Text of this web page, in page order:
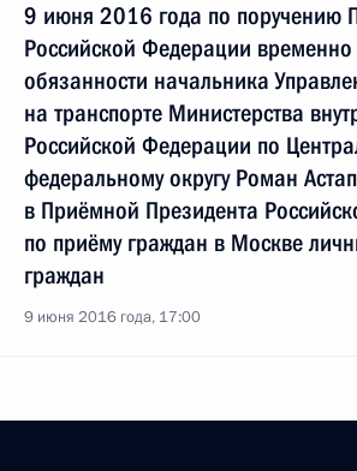
9 июня 2016 года по поручению
Российской Федерации
обязанности начальника
на транспорте Министерства
Российской Федерации по
федеральному округу Роман
в Приёмной Президента
по приёму граждан в Москве
граждан
9 июня 2016 года, 17:00